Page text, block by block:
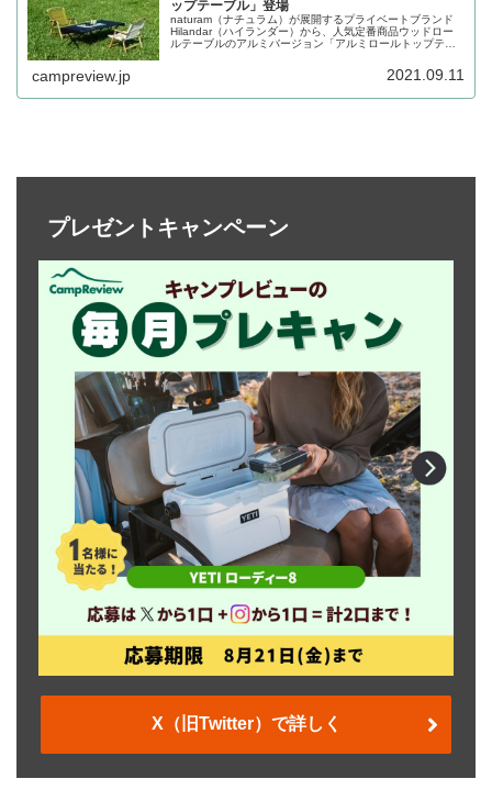
ップテーブル」登場
naturam（ナチュラム）が展開するプライベートブランド
Hilandar（ハイランダー）から、人気定番商品ウッドロー
ルテーブルのアルミバージョン「アルミロールトップテー
campreview.jp 2021.09.11
プレゼントキャンペーン
X（旧Twitter）で詳しく